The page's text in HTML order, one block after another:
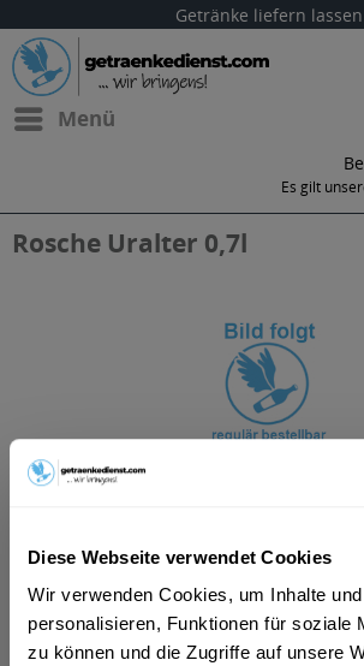
Diese Webseite verwendet Cookies
Wir verwenden Cookies, um Inhalte
personalisieren, Funktionen für soziale
zu können und die Zugriffe auf unsere
Getränke liefern lassen
Menü
Es gilt
Rosche Uralter 0,7l
ab 13,29 € *
Inhalt:0.7 Liter (18,99 € * / 1 Liter)
inkl. MwSt.ggf. zzgl. Erschwerniszuschlag